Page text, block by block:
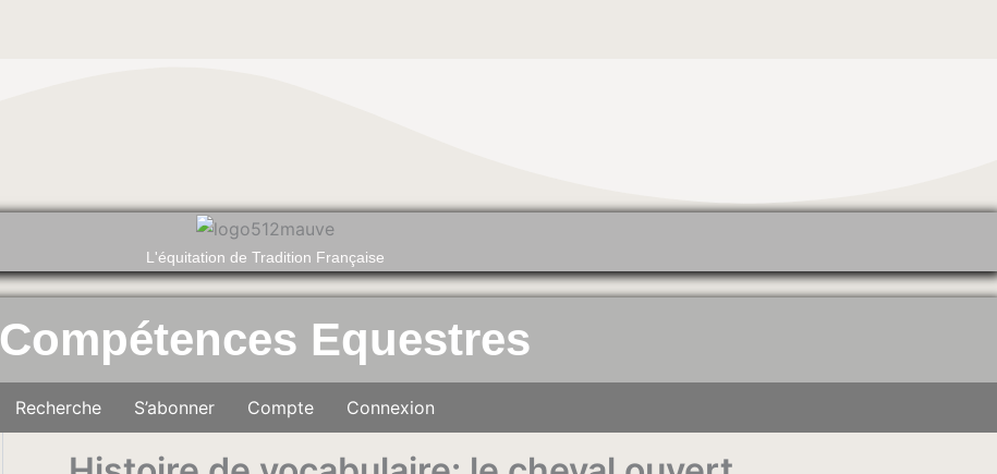
L'équitation de Tradition Française
Compétences Equestres
Recherche S’abonner Compte Connexion